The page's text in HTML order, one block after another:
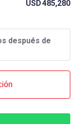
USD485,280
después de